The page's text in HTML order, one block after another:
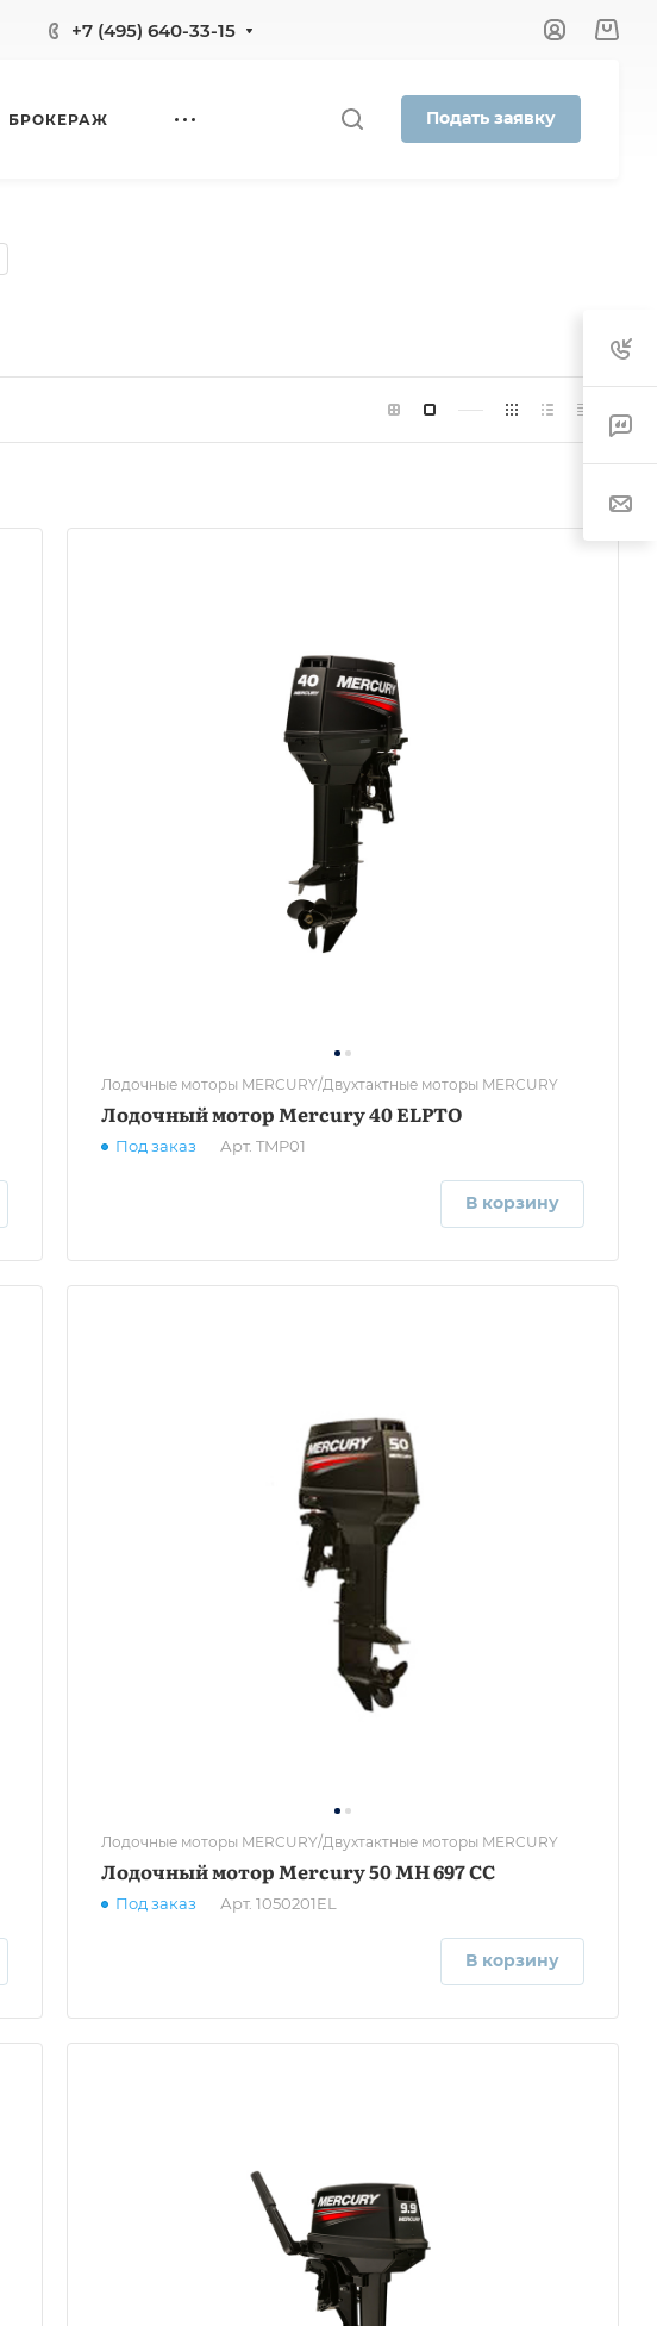
+7 (495) 640-33-15
БРОКЕРАЖ Подать заявку
Лодочные моторы MERCURY/Двухтактные моторы MERCURY
Лодочный мотор Mercury 40 ELPTO
Под заказ Арт. TMP01
В корзину
Лодочные моторы MERCURY/Двухтактные моторы MERCURY
Лодочный мотор Mercury 50 MH 697 CC
Под заказ Арт. 1050201EL
В корзину